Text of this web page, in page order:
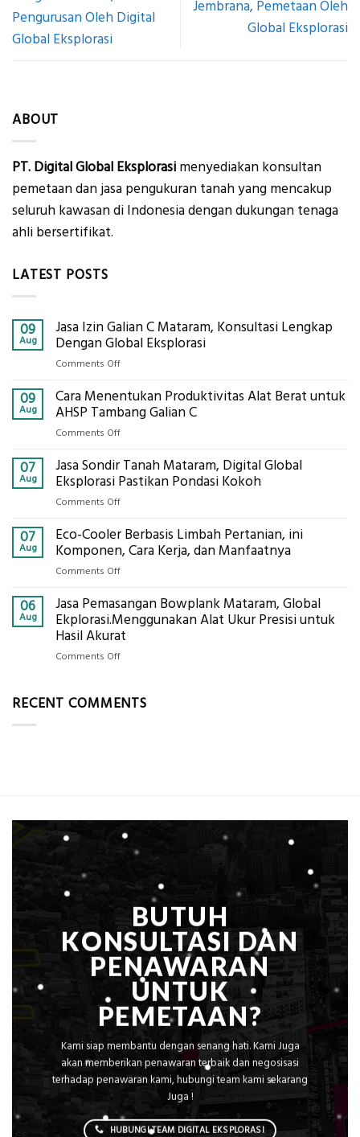
Pengurusan Oleh Digital
Global Eksplorasi
Jembrana, Pemetaan Oleh
Global Eksplorasi
ABOUT
PT. Digital Global Eksplorasi menyediakan konsultan
pemetaan dan jasa pengukuran tanah yang mencakup
seluruh kawasan di Indonesia dengan dukungan tenaga
ahli bersertifikat.
LATEST POSTS
09
Aug
Jasa Izin Galian C Mataram, Konsultasi Lengkap
Dengan Global Eksplorasi
Comments Offon
Izin
Galian
Lengkap
Dengan
Global
09
Aug
Cara Menentukan Produktivitas Alat Berat untuk
AHSP Tambang Galian C
Comments Offon
Menentukan
Produktivitas
AHSP
Tambang
Galian
07
Aug
Jasa Sondir Tanah Mataram, Digital Global
Eksplorasi Pastikan Pondasi Kokoh
Comments Offon
Sondir
Tanah
Eksplorasi
Pastikan
Pondasi
Kokoh
07
Aug
Eco-Cooler Berbasis Limbah Pertanian, ini
Komponen, Cara Kerja, dan Manfaatnya
Comments Offon
Cooler
Berbasis
Limbah
Kerja,
06
Aug
Jasa Pemasangan Bowplank Mataram, Global
Ekplorasi.Menggunakan Alat Ukur Presisi untuk
Hasil Akurat
Comments Offon
Bowplank
Hasil
Akurat
RECENT COMMENTS
BUTUH
KONSULTASI DAN
PENAWARAN
UNTUK
PEMETAAN?
Kami siap membantu dengan senang hati. Kami Juga
akan memberikan penawaran terbaik dan negosisasi
terhadap penawaran kami, hubungi team kami sekarang
Juga !
HUBUNGI TEAM DIGITAL EKSPLORASI